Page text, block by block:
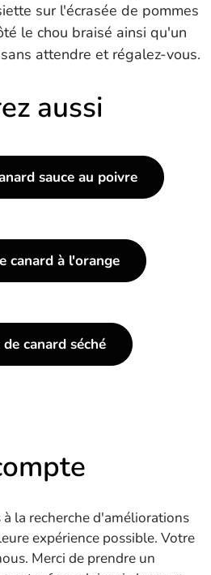
sur l'écrasée de pommes
le chou braisé ainsi qu'un
attendre et régalez-vous.
aussi
sauce au poivre
canard à l'orange
canard séché
la recherche d'améliorations
expérience possible. Votre
Merci de prendre un